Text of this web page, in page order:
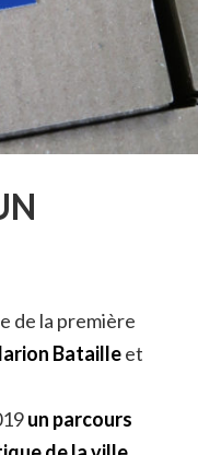
de la première
Batailleet
un parcours